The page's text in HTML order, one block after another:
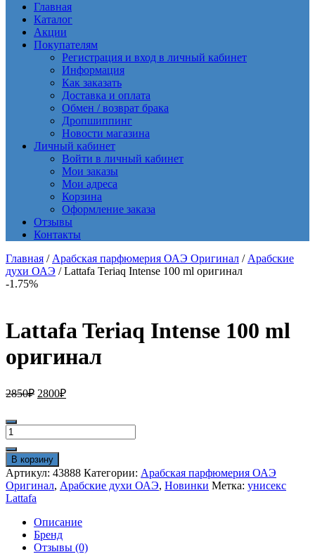
Главная
Каталог
Акции
Покупателям
Регистрация и вход в личный кабинет
Информация
Как заказать
Доставка и оплата
Обмен / возврат брака
Дропшиппинг
Новости магазина
Личный кабинет
Войти в личный кабинет
Мои заказы
Мои адреса
Корзина
Оформление заказа
Отзывы
Контакты
Главная / Арабская парфюмерия ОАЭ Оригинал / Арабские
духи ОАЭ / Lattafa Teriaq Intense 100 ml оригинал
-1.75%
Lattafa Teriaq Intense 100 ml
оригинал
2850₽ Первоначальная
2800₽Текущая
Количество
товара
Lattafa
Teriaq
Intense
100
ml
оригинал
В корзину
Артикул: 43888 Категории: Арабская парфюмерия ОАЭ
Оригинал, Арабские духи ОАЭ, Новинки Метка: унисекс
Lattafa
Описание
Бренд
Отзывы (0)